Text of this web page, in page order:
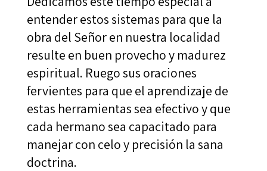
entender estos sistemas para que la
obra del Señor en nuestra localidad
resulte en buen provecho y madurez
espiritual. Ruego sus oraciones
fervientes para que el aprendizaje de
estas herramientas sea efectivo y que
cada hermano sea capacitado para
manejar con celo y precisión la sana
doctrina.